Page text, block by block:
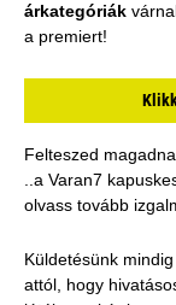
árkategóriák
a premiert!
Felteszed
..a Varan7
olvass tovább
Küldetésünk
attól, hogy